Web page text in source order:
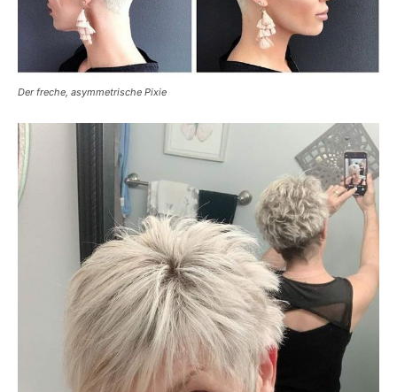
Der freche, asymmetrische Pixie